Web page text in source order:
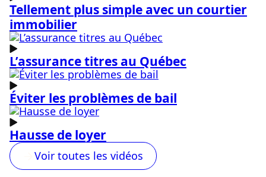
Tellement plus simple avec un courtier
immobilier
L’assurance titres au Québec
Éviter les problèmes de bail
Hausse de loyer
Voir toutes les vidéos